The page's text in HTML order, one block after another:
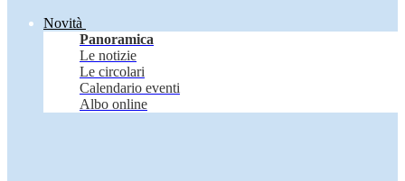
Novità
Panoramica
Le notizie
Le circolari
Calendario eventi
Albo online